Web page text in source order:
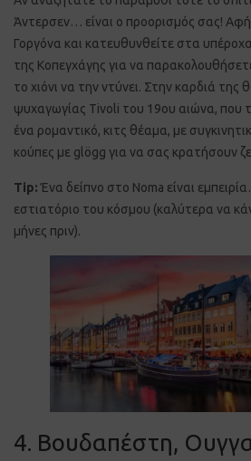
Άντερσεν… είναι ο προορισμός σας!
Γοργόνα και κατευθυνθείτε στα
της Κοπεγχάγης για να
το χιόνι να την ντύνει. Στην καρδιά της
ψυχαγωγίας Tivoli του 19ου αιώνα, που
ένα ρομαντικό, κιτς θέαμα, με
κούπες με glögg για να σας κρατήσουν
Tip:Ένα δείπνο στο Noma είναι
εστιατόριο του κόσμου (καλύτερα να
μήνες πριν).
4. Βουδαπέστη,